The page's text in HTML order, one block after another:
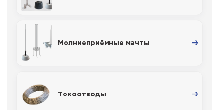
Молниеприёмные мачты
Токоотводы